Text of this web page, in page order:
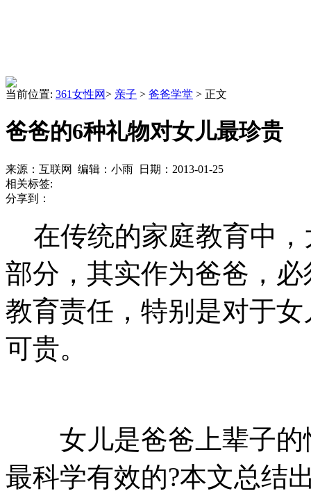
当前位置: 361女性网> 亲子 > 爸爸学堂 > 正文
爸爸的6种礼物对女儿最珍贵
来源：互联网 编辑：小雨 日期：2013-01-25
相关标签:
分享到：
在传统的家庭教育中，
部分，其实作为爸爸，
教育责任，特别是对于
可贵。
女儿是爸爸上辈子的
最科学有效的?本文总结